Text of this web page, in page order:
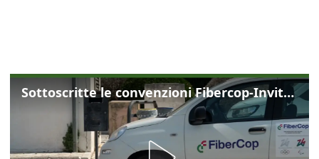
Sottoscritte le convenzioni Fibercop-Invitalia, fibra ottica per 477 mila civici